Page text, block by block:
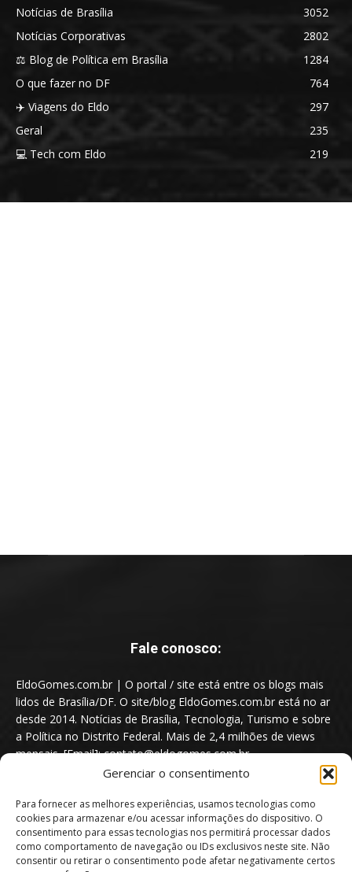
Gerenciar o consentimento
Para fornecer as melhores experiências, usamos tecnologias como
cookies para armazenar e/ou acessar informações do dispositivo. O
consentimento para essas tecnologias nos permitirá processar dados
como comportamento de navegação ou IDs exclusivos neste site. Não
consentir ou retirar o consentimento pode afetar negativamente certos
Notícias de Brasília
3052
Notícias Corporativas
2802
⚖️ Blog de Política em Brasília
1284
O que fazer no DF
764
✈️ Viagens do Eldo
297
Geral
235
💻 Tech com Eldo
219
Fale conosco:
EldoGomes.com.br | O portal / site está entre os blogs mais
lidos de Brasília/DF. O site/blog EldoGomes.com.br está no ar
desde 2014. Notícias de Brasília, Tecnologia, Turismo e sobre
a Política no Distrito Federal. Mais de 2,4 milhões de views
mensais. [Email]: contato@eldogomes.com.br